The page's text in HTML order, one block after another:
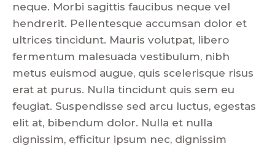
neque. Morbi sagittis faucibus neque vel
hendrerit. Pellentesque accumsan dolor et
ultrices tincidunt. Mauris volutpat, libero
fermentum malesuada vestibulum, nibh
metus euismod augue, quis scelerisque risus
erat at purus. Nulla tincidunt quis sem eu
feugiat. Suspendisse sed arcu luctus, egestas
elit at, bibendum dolor. Nulla et nulla
dignissim, efficitur ipsum nec, dignissim